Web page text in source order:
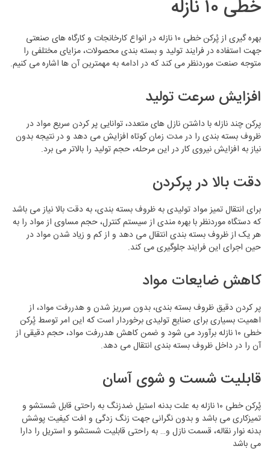
خطی ۱۰ نازله
بهره گیری از پُرکن خطی ۱۰ نازله در انواع کارخانجات و کارگاه‌ های صنعتی
جهت استفاده در فرایند توليد و بسته بندی محصولات، مزایای مختلفی را
متوجه صنعت موردنظر می کند که در ادامه به مهمترین آن ها اشاره می کنیم.
افزایش سرعت تولید
پرکن چند نازله با داشتن نازل های متعدد، توانایی پر کردن سریع مواد در
ظروف بسته بندی را در مدت زمان کوتاه افزایش‌ می دهد و در نتیجه بدون
نیاز به افزایش نیروی کار در این مرحله، حجم تولید را بالاتر می برد.
دقت بالا در پرکردن
برای انتقال تمیز مواد تولیدی به ظروف بسته بندی، به دقت بالا نیاز می باشد
که دستگاه موردنظر با بهره مندی از سیستم کنترل، حجم مساوی از مواد را به
هر یک از ظروف بسته بندی انتقال می دهد و از کم و زیاد شدن مواد در
حین اجرای این فرایند جلوگیری می کند.
کاهش ضایعات مواد
پر کردن دقیق ظروف بسته بندی، بدون سرریز شدن و هدررفت مواد، از
اهمیت بسیاری برای صنایع تولیدی برخوردار است که این امر توسط پُرکن
خطی ۱۰ نازله برآورد می شود و ضمن کاهش هدررفت مواد، حجم دقیقی از
آن را در داخل ظروف بسته بندی انتقال می دهد.
قابلیت شست‌ و شوی آسان
پُرکن خطی ۱۰ نازله به علت بدنه استیل ضدزنگ به راحتی قابل شستشو و
تمیزکاری می باشد و بدون نگرانی جهت زنگ زدگی و افت کیفیت پوشش
بدنه نوار نقاله، قسمت نازل و… به راحتی قابلیت شستشو و استریل را دارا
می باشد